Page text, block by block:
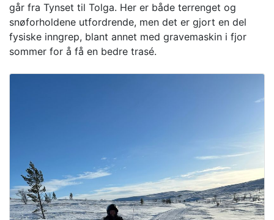
går fra Tynset til Tolga. Her er både terrenget og
snøforholdene utfordrende, men det er gjort en del
fysiske inngrep, blant annet med gravemaskin i fjor
sommer for å få en bedre trasé.